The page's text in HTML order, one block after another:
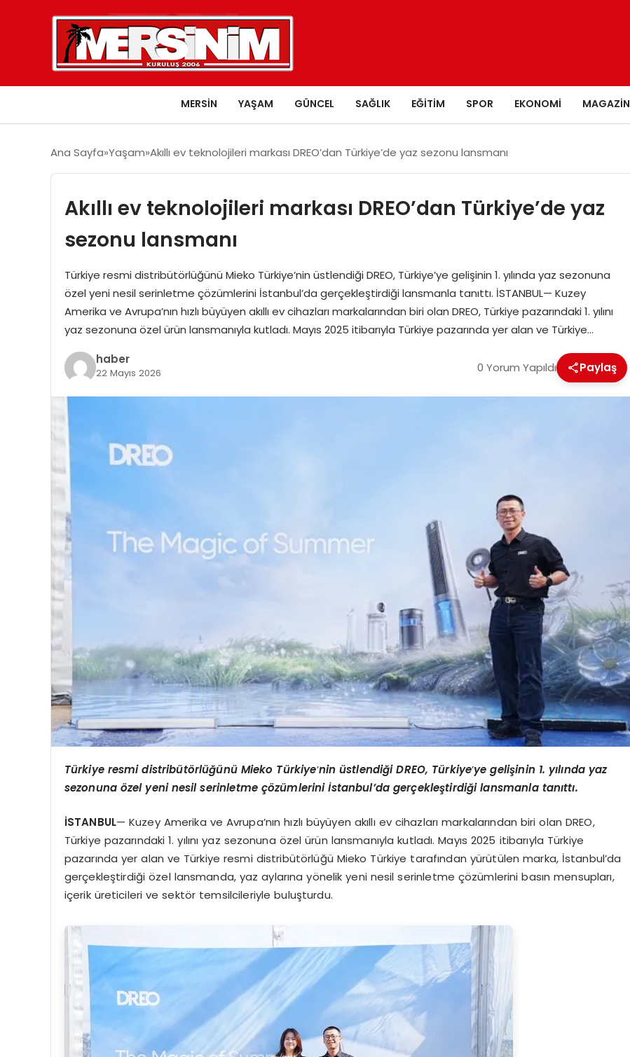
MERSIN YAŞAM GÜNCEL SAĞLIK EĞITIM SPOR EKONOMI MAGAZIN
Ana Sayfa Yaşam Akıllı ev teknolojileri markası DREO’dan Türkiye’de yaz sezonu lansmanı
Akıllı ev teknolojileri markası DREO’dan Türkiye’de yaz
sezonu lansmanı
Türkiye resmi distribütörlüğünü Mieko Türkiye’nin üstlendiği DREO, Türkiye’ye gelişinin 1. yılında yaz sezonuna
özel yeni nesil serinletme çözümlerini İstanbul’da gerçekleştirdiği lansmanla tanıttı. İSTANBUL— Kuzey
Amerika ve Avrupa’nın hızlı büyüyen akıllı ev cihazları markalarından biri olan DREO, Türkiye pazarındaki 1. yılını
yaz sezonuna özel ürün lansmanıyla kutladı. Mayıs 2025 itibarıyla Türkiye pazarında yer alan ve Türkiye…
haber
22 Mayıs 2026 0 Yorum Yapıldı Paylaş
Türkiye resmi distribütörlüğünü Mieko Türkiye’nin üstlendiği DREO, Türkiye’ye gelişinin 1. yılında yaz
sezonuna özel yeni nesil serinletme çözümlerini İstanbul’da gerçekleştirdiği lansmanla tanıttı.
İSTANBUL— Kuzey Amerika ve Avrupa’nın hızlı büyüyen akıllı ev cihazları markalarından biri olan DREO,
Türkiye pazarındaki 1. yılını yaz sezonuna özel ürün lansmanıyla kutladı. Mayıs 2025 itibarıyla Türkiye
pazarında yer alan ve Türkiye resmi distribütörlüğü Mieko Türkiye tarafından yürütülen marka, İstanbul’da
gerçekleştirdiği özel lansmanda, yaz aylarına yönelik yeni nesil serinletme çözümlerini basın mensupları,
içerik üreticileri ve sektör temsilcileriyle buluşturdu.